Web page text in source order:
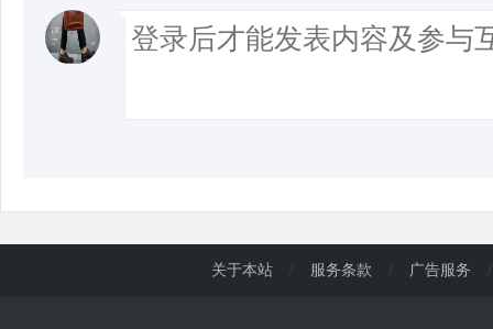
关于本站 / 服务条款 / 广告服务 /